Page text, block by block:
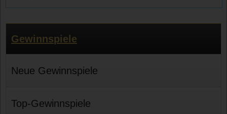
Gewinnspiele
Neue Gewinnspiele
Top-Gewinnspiele